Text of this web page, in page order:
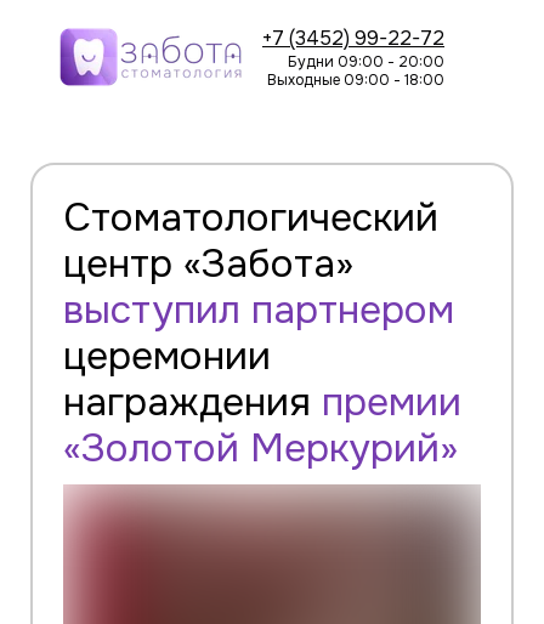
+7 (3452) 99-22-72
Будни 09:00 - 20:00
Выходные 09:00 - 18:00
Стоматологический
центр «Забота»
выступил партнером
церемонии
награждения премии
«Золотой Меркурий»